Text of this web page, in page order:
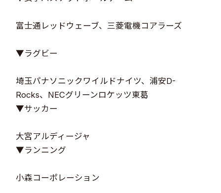
富士通レッドウェーブ、三菱電機コアラーズ
▼ラグビー
埼玉パナソニックワイルドナイツ、浦安D-
Rocks、NECグリーンロケッツ東葛
▼サッカー
大宮アルディージャ
▼ランニング
小森コーポレーション